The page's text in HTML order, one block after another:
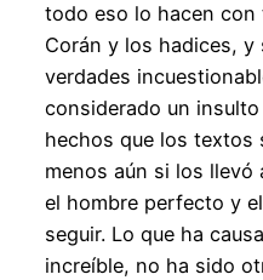
todo eso lo hacen con
Corán y los hadices,
verdades
considerado un
hechos que los textos
menos aún si los llevó
el hombre perfecto y
seguir. Lo que ha
increíble, no ha sido